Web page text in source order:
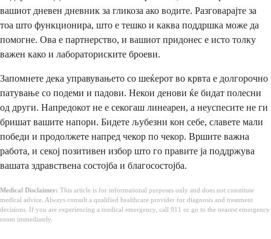
вашиот дневен дневник за гликоза ако водите. Разговарајте за
тоа што функционира, што е тешко и каква поддршка може да
помогне. Ова е партнерство, и вашиот придонес е исто толку
важен како и лабораториските броеви.
Запомнете дека управувањето со шеќерот во крвта е долгорочно
патување со подеми и падови. Некои денови ќе бидат полесни
од други. Напредокот не е секогаш линеарен, а неуспесите не ги
бришат вашите напори. Бидете љубезни кон себе, славете мали
победи и продолжете напред чекор по чекор. Вршите важна
работа, и секој позитивен избор што го правите ја поддржува
вашата здравствена состојба и благосостојба.
Medical Disclaimer: This article is for informational purposes only and does not constitute
medical advice. Always consult a qualified healthcare provider for diagnosis and treatment
decisions. If you are experiencing a medical emergency, call 911 or go to the nearest emergency
room immediately.